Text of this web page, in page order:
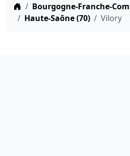
Bourgogne-Franche-
Haute-Saône (70)
Vilory